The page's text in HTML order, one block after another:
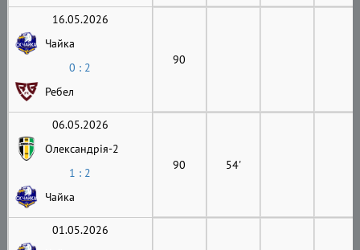
16.05.2026
Чайка
0 : 2
Ребел
90
06.05.2026
Олександрія-2
1 : 2
Чайка
90 54'
01.05.2026